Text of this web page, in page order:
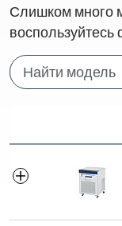
Слишком много